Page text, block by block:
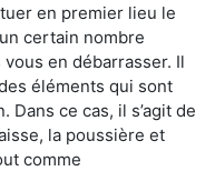
en premier lieu le
certain nombre
en débarrasser. Il
éléments qui sont
ce cas, il s’agit de
la poussière et
comme